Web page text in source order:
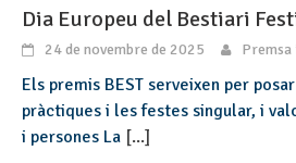
Dia Europeu del Bestiari
24 de novembre de 2025
Els premis BEST serveixen per
pràctiques i les festes singular, i
i persones La [...]